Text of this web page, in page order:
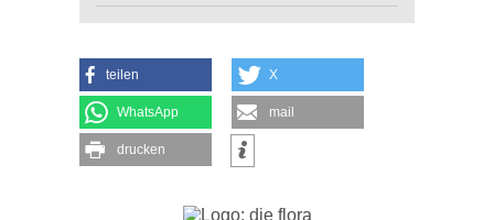
teilen X
WhatsApp mail
drucken